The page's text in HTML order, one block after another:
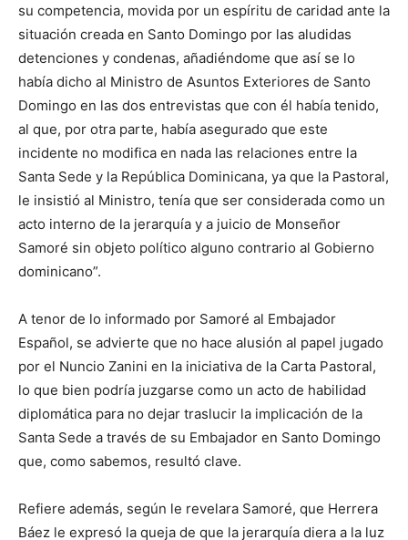
su competencia, movida por un espíritu de caridad ante la
situación creada en Santo Domingo por las aludidas
detenciones y condenas, añadiéndome que así se lo
había dicho al Ministro de Asuntos Exteriores de Santo
Domingo en las dos entrevistas que con él había tenido,
al que, por otra parte, había asegurado que este
incidente no modifica en nada las relaciones entre la
Santa Sede y la República Dominicana, ya que la Pastoral,
le insistió al Ministro, tenía que ser considerada como un
acto interno de la jerarquía y a juicio de Monseñor
Samoré sin objeto político alguno contrario al Gobierno
dominicano”.
A tenor de lo informado por Samoré al Embajador
Español, se advierte que no hace alusión al papel jugado
por el Nuncio Zanini en la iniciativa de la Carta Pastoral,
lo que bien podría juzgarse como un acto de habilidad
diplomática para no dejar traslucir la implicación de la
Santa Sede a través de su Embajador en Santo Domingo
que, como sabemos, resultó clave.
Refiere además, según le revelara Samoré, que Herrera
Báez le expresó la queja de que la jerarquía diera a la luz